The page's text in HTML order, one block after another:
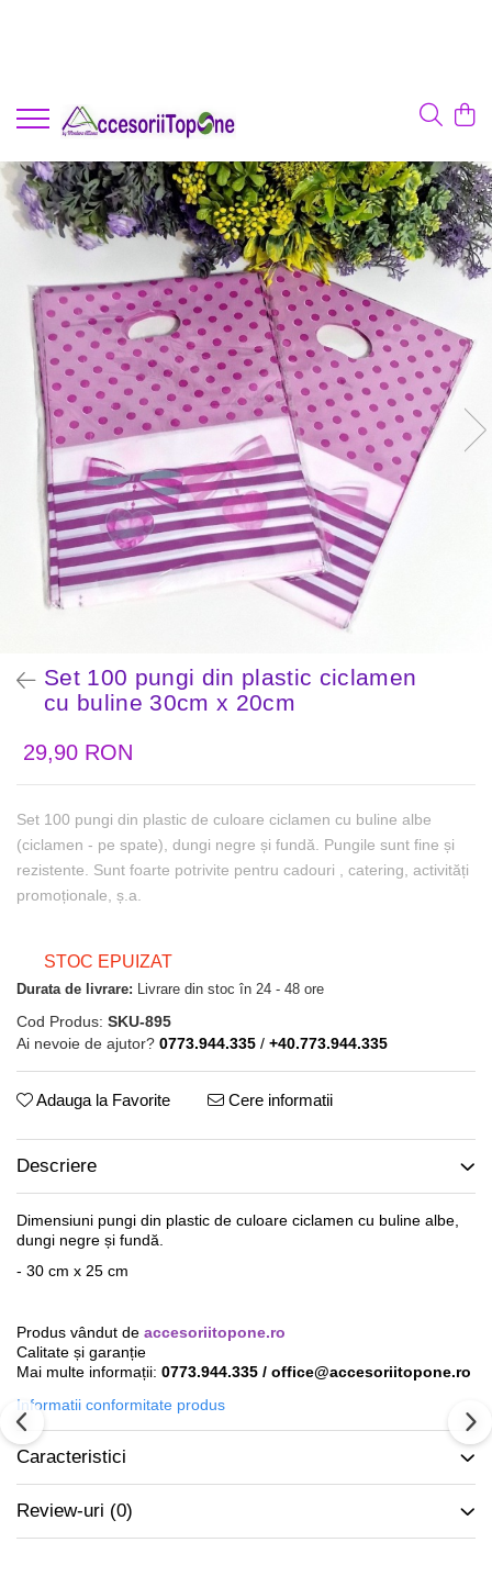
Set 100 pungi din plastic ciclamen
cu buline 30cm x 20cm
29,90 RON
Set 100 pungi din plastic de culoare ciclamen cu buline albe
(ciclamen - pe spate), dungi negre și fundă. Pungile sunt fine și
rezistente. Sunt foarte potrivite pentru cadouri , catering, activități
promoționale, ș.a.
STOC EPUIZAT
Durata de livrare: Livrare din stoc în 24 - 48 ore
Cod Produs: SKU-895
Ai nevoie de ajutor? 0773.944.335 / +40.773.944.335
Adauga la Favorite Cere informatii
Descriere
Dimensiuni pungi din plastic de culoare ciclamen cu buline albe,
dungi negre și fundă.
- 30 cm x 25 cm
Produs vândut de accesoriitopone.ro
Calitate și garanție
Mai multe informații: 0773.944.335 / office@accesoriitopone.ro
Informatii conformitate produs
Caracteristici
Review-uri (0)